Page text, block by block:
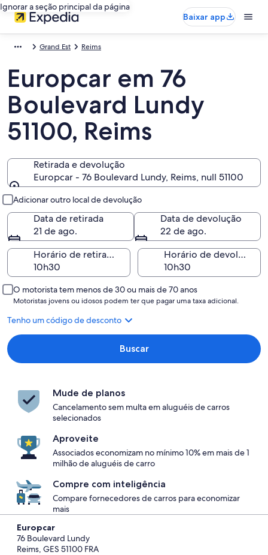
Ignorar a seção principal da página
Baixar app
Grand Est Reims
Europcar em 76
Boulevard Lundy
51100, Reims
Retirada e devolução
Europcar - 76 Boulevard Lundy, Reims, null 51100
Adicionar outro local de devolução
Data de retirada
21 de ago.
Data de devolução
22 de ago.
Horário de retirada
Horário de devolução
O motorista tem menos de 30 ou mais de 70 anos
Motoristas jovens ou idosos podem ter que pagar uma taxa adicional.
Tenho um código de desconto
Buscar
Mude de planos
Cancelamento sem multa em aluguéis de carros
selecionados
Aproveite
Associados economizam no mínimo 10% em mais de 1
milhão de aluguéis de carro
Compre com inteligência
Compare fornecedores de carros para economizar
mais
Europcar
76 Boulevard Lundy
Reims, GES 51100 FRA